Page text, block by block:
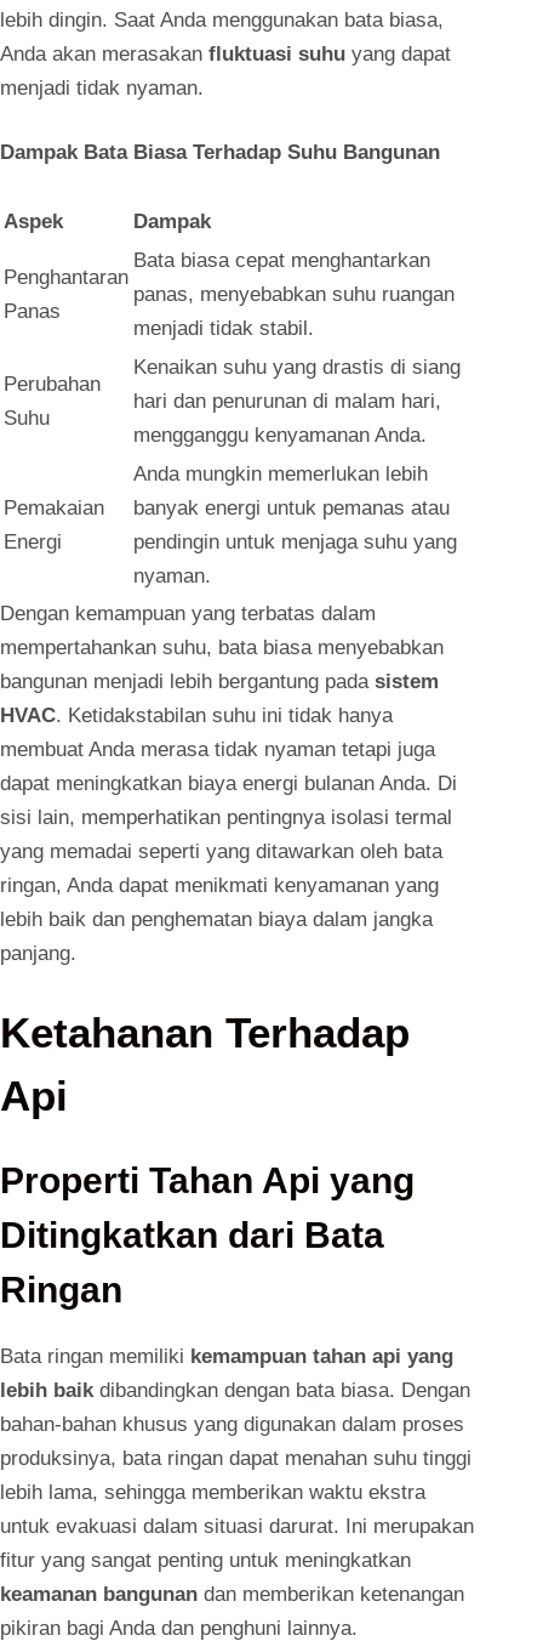
lebih dingin. Saat Anda menggunakan bata biasa,
Anda akan merasakan fluktuasi suhu yang dapat
menjadi tidak nyaman.
Dampak Bata Biasa Terhadap Suhu Bangunan
Aspek Dampak
Penghantaran
Panas
Bata biasa cepat menghantarkan
panas, menyebabkan suhu ruangan
menjadi tidak stabil.
Perubahan
Suhu
Kenaikan suhu yang drastis di siang
hari dan penurunan di malam hari,
mengganggu kenyamanan Anda.
Pemakaian
Energi
Anda mungkin memerlukan lebih
banyak energi untuk pemanas atau
pendingin untuk menjaga suhu yang
nyaman.
Dengan kemampuan yang terbatas dalam
mempertahankan suhu, bata biasa menyebabkan
bangunan menjadi lebih bergantung pada sistem
HVAC. Ketidakstabilan suhu ini tidak hanya
membuat Anda merasa tidak nyaman tetapi juga
dapat meningkatkan biaya energi bulanan Anda. Di
sisi lain, memperhatikan pentingnya isolasi termal
yang memadai seperti yang ditawarkan oleh bata
ringan, Anda dapat menikmati kenyamanan yang
lebih baik dan penghematan biaya dalam jangka
panjang.
Ketahanan Terhadap
Api
Properti Tahan Api yang
Ditingkatkan dari Bata
Ringan
Bata ringan memiliki kemampuan tahan api yang
lebih baikdibandingkan dengan bata biasa. Dengan
bahan-bahan khusus yang digunakan dalam proses
produksinya, bata ringan dapat menahan suhu tinggi
lebih lama, sehingga memberikan waktu ekstra
untuk evakuasi dalam situasi darurat. Ini merupakan
fitur yang sangat penting untuk meningkatkan
keamanan bangunan dan memberikan ketenangan
pikiran bagi Anda dan penghuni lainnya.